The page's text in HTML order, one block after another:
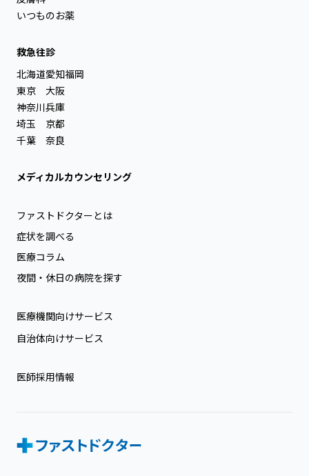
いつものお薬
救急往診
北海道
東京
神奈川
埼玉
千葉
愛知
大阪
兵庫
京都
奈良
福岡
メディカルカウンセリング
ファストドクターとは
症状を調べる
医療コラム
夜間・休日の病院を探す
医療機関向けサービス
自治体向けサービス
医師採用情報